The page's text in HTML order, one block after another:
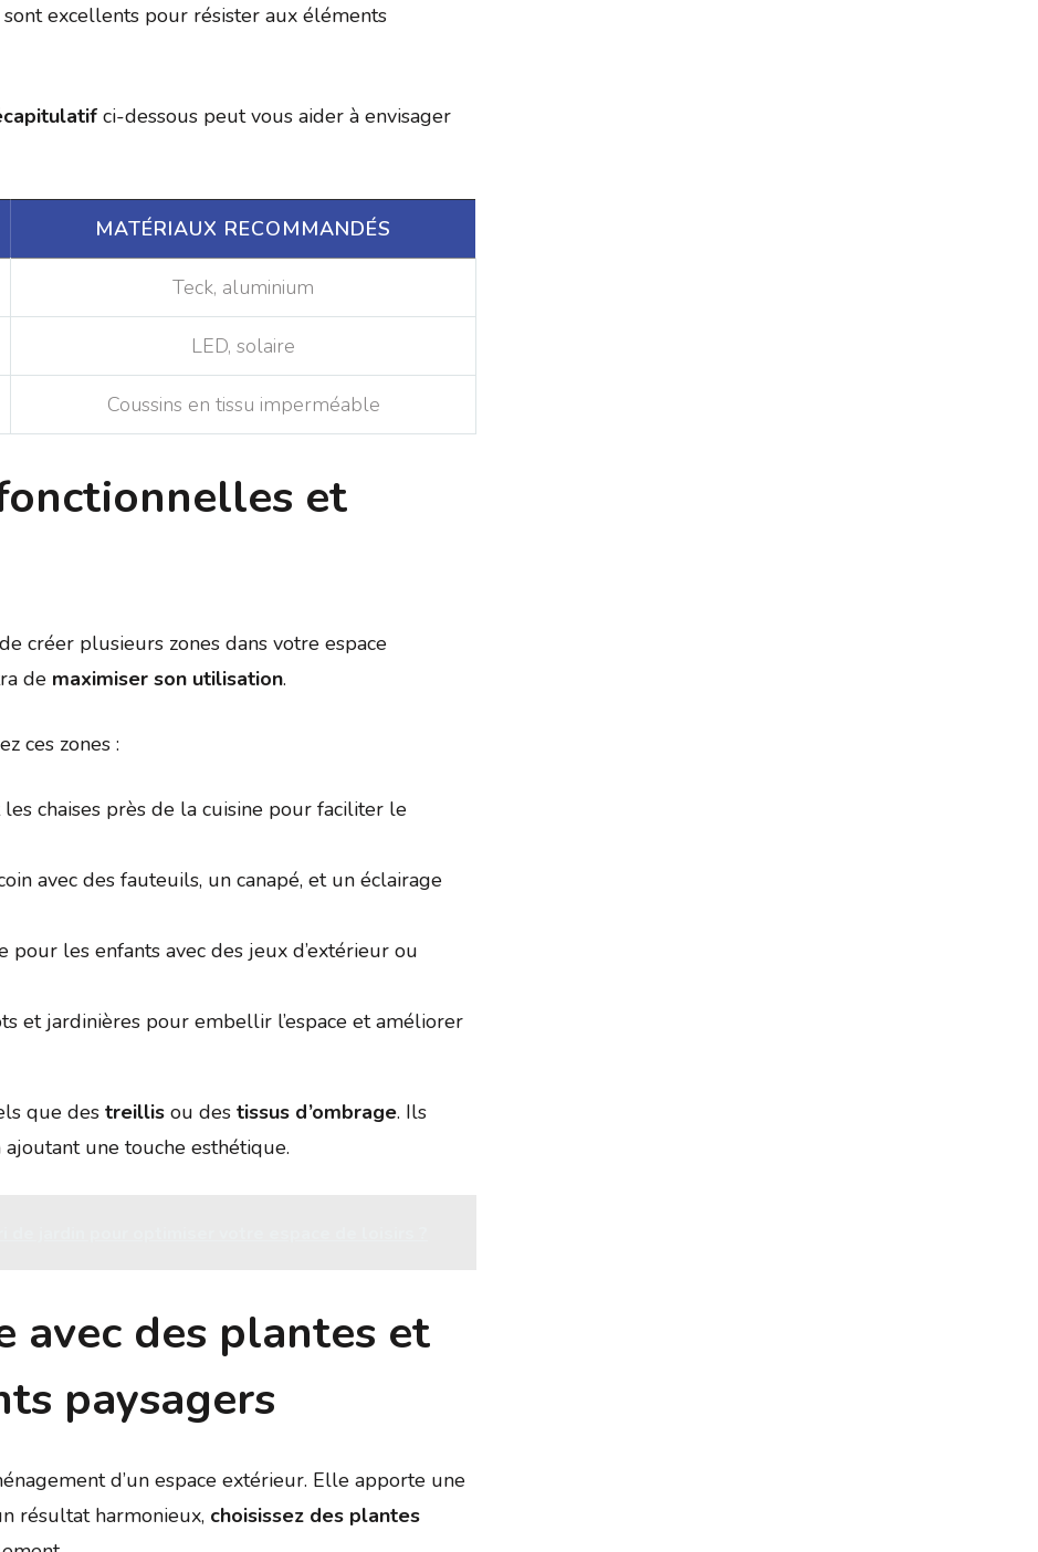
excellents pour résister aux éléments
ci-dessous peut vous aider à envisager
MATÉRIAUX RECOMMANDÉS
Teck, aluminium
LED, solaire
Coussins en tissu imperméable
et
créer plusieurs zones dans votre espace
de maximiser son utilisation.
ces zones :
chaises près de la cuisine pour faciliter le
avec des fauteuils, un canapé, et un éclairage
pour les enfants avec des jeux d’extérieur ou
et jardinières pour embellir l’espace et améliorer
que des treillis ou des tissus d’ombrage. Ils
une touche esthétique.
avec des plantes et
paysagers
d’un espace extérieur. Elle apporte une
résultat harmonieux, choisissez des plantes